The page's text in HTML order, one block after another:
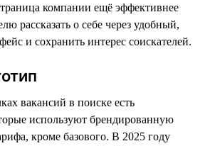
компании ещё эффективнее
рассказать о себе через удобный,
и сохранить интерес соискателей.
вакансий в поиске есть
используют брендированную
кроме базового. В 2025 году